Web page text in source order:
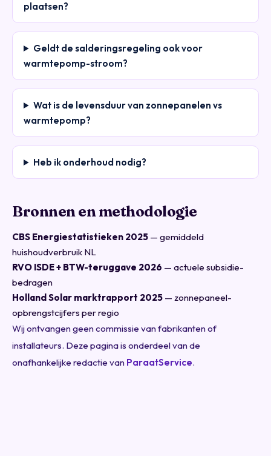
plaatsen?
Geldt de salderingsregeling ook voor
warmtepomp-stroom?
Wat is de levensduur van zonnepanelen vs
warmtepomp?
Heb ik onderhoud nodig?
Bronnen en methodologie
CBS Energiestatistieken 2025 — gemiddeld
huishoudverbruik NL
RVO ISDE + BTW-teruggave 2026 — actuele subsidie-
bedragen
Holland Solar marktrapport 2025 — zonnepaneel-
opbrengstcijfers per regio
Wij ontvangen geen commissie van fabrikanten of
installateurs. Deze pagina is onderdeel van de
onafhankelijke redactie van ParaatService.